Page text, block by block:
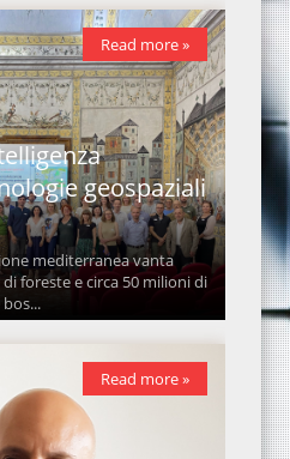
geospaziali
mediterranea vanta
foreste e circa 50 milioni di
Read more »
Read more »